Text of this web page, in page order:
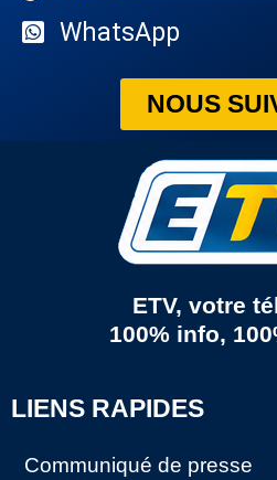
WhatsApp
NOUS
ETV, votre
100% info,
LIENS RAPIDES
Communiqué de presse